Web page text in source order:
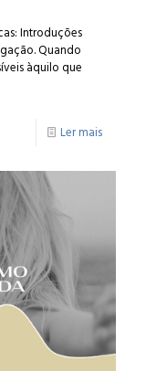
Introduções
Quando
àquilo que
Ler mais